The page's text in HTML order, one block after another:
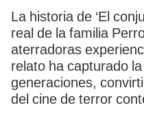
La historia de ‘El
real de la familia
aterradoras
relato ha capturado
generaciones,
del cine de terror